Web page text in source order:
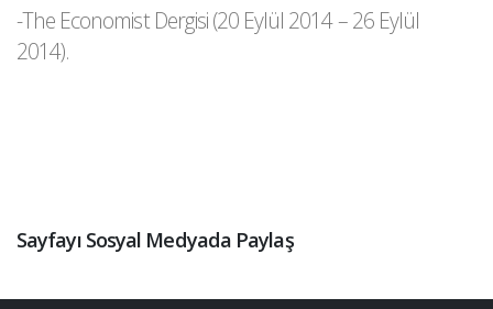
-The Economist Dergisi (20 Eylül 2014 – 26 Eylül
2014).
Sayfayı Sosyal Medyada Paylaş